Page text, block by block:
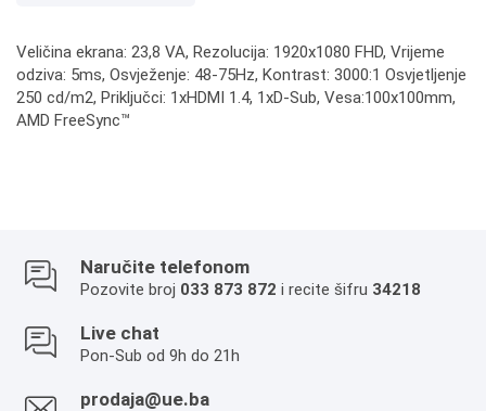
Veličina ekrana: 23,8 VA, Rezolucija: 1920x1080 FHD, Vrijeme
odziva: 5ms, Osvježenje: 48-75Hz, Kontrast: 3000:1 Osvjetljenje
250 cd/m2, Priključci: 1xHDMI 1.4, 1xD-Sub, Vesa:100x100mm,
AMD FreeSync™
Naručite telefonom
Pozovite broj 033 873 872 i recite šifru 34218
Live chat
Pon-Sub od 9h do 21h
prodaja@ue.ba